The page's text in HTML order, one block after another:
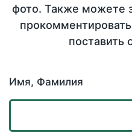
фото. Также можете
поставить
Имя, Фамилия